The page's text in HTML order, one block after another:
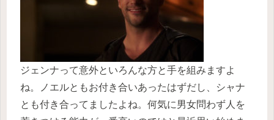
ジェンナって意外といろんな方と手を組みますよ
ね。ノエルともお付き合いあったはずだし、シャナ
とも付き合ってましたよね。何気に男女問わず人を